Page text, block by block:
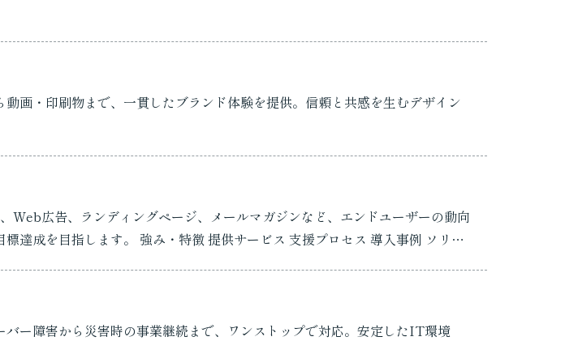
画・印刷物まで、一貫したブランド体験を提供。信頼と共感を生むデザイン
Web広告、ランディングページ、メールマガジンなど、エンドユーザーの動向
ス 支援プロセス 導入事例 ソリュ
ー障害から災害時の事業継続まで、ワンストップで対応。安定したIT環境